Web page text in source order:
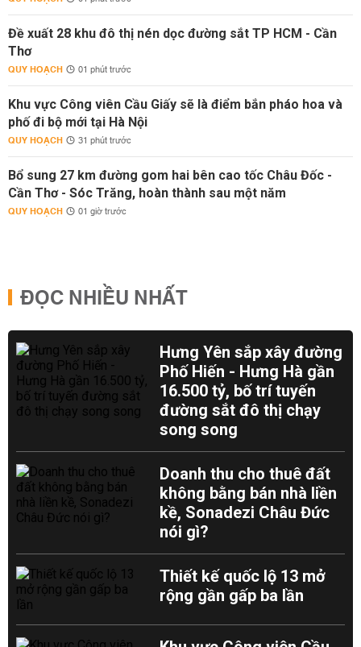
Đề xuất 28 khu đô thị nén dọc đường sắt TP HCM - Cần
Thơ
QUY HOẠCH 01 phút trước
Khu vực Công viên Cầu Giấy sẽ là điểm bắn pháo hoa và
phố đi bộ mới tại Hà Nội
QUY HOẠCH 31 phút trước
Bổ sung 27 km đường gom hai bên cao tốc Châu Đốc -
Cần Thơ - Sóc Trăng, hoàn thành sau một năm
QUY HOẠCH 01 giờ trước
ĐỌC NHIỀU NHẤT
Hưng Yên sắp xây đường
Phố Hiến - Hưng Hà gần
16.500 tỷ, bố trí tuyến
đường sắt đô thị chạy
song song
Doanh thu cho thuê đất
không bằng bán nhà liền
kề, Sonadezi Châu Đức
nói gì?
Thiết kế quốc lộ 13 mở
rộng gần gấp ba lần